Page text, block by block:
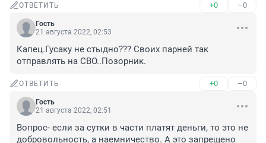
ОТВЕТИТЬ +0 –0
Гость
21 августа 2022, 02:53
Капец.Гусаку не стыдно??? Своих парней так
отправлять на СВО..Позорник.
ОТВЕТИТЬ +0 –0
Гость
21 августа 2022, 02:51
Вопрос- если за сутки в части платят деньги, то это не
добровольность, а наемничество. А это запрещено